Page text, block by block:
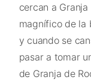
cercan a
magnífico de la
y cuando se
pasar a tomar
de Granja de